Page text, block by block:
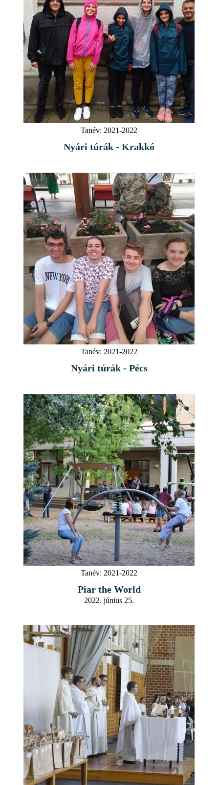
Tanév: 2021-2022
Nyári túrák - Krakkó
Tanév: 2021-2022
Nyári túrák - Pécs
Tanév: 2021-2022
Piar the World
2022. június 25.